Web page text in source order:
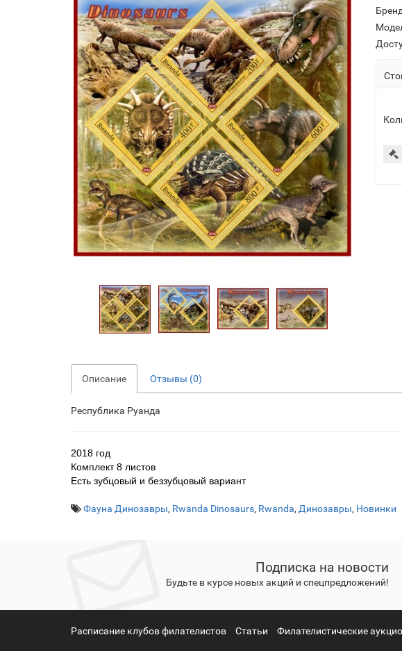
Описание Отзывы (0)
Республика Руанда
2018 год
Комплект 8 листов
Есть зубцовый и беззубцовый вариант
Фауна Динозавры, Rwanda Dinosaurs, Rwanda, Динозавры, Новинки
Подписка на новости
Будьте в курсе новых акций и спецпредложений!
Расписание клубов филателистов Статьи Филателистические